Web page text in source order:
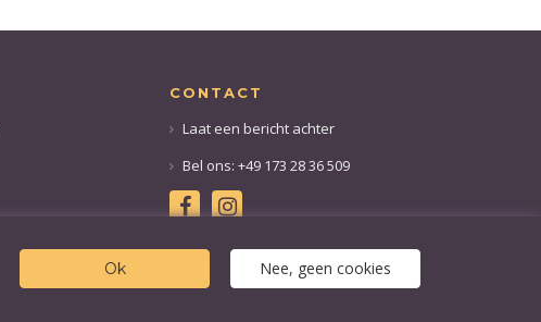
CONTACT
Laat een bericht achter
Bel ons: +49 173 28 36 509
Ok Nee, geen cookies